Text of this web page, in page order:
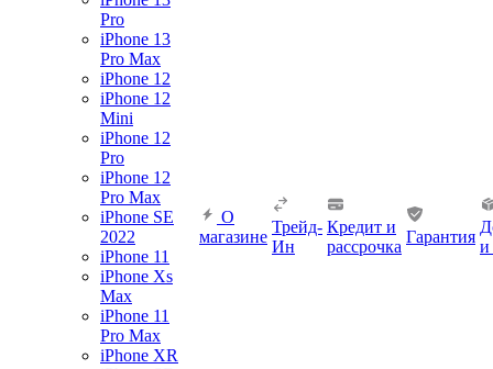
Pro
iPhone 13
Pro Max
iPhone 12
iPhone 12
Mini
iPhone 12
Pro
iPhone 12
Pro Max
iPhone SE
2022
iPhone 11
iPhone Xs
Max
iPhone 11
Pro Max
iPhone XR
О
магазине
Трейд-
Ин
Кредит и
рассрочка
Гарантия
и